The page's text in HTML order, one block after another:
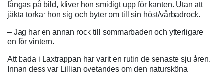
fångas på bild, kliver hon smidigt upp för kanten. Utan att
jäkta torkar hon sig och byter om till sin höst/vårbadrock.
– Jag har en annan rock till sommarbaden och ytterligare
en för vintern.
Att bada i Laxtrappan har varit en rutin de senaste sju åren.
Innan dess var Lillian ovetandes om den natursköna